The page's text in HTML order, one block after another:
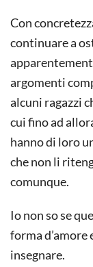
Con
continuare a
argomenti
alcuni ragazzi
cui fino ad
hanno di loro
che non li
comunque.
Io non so se
forma d’amore
insegnare.